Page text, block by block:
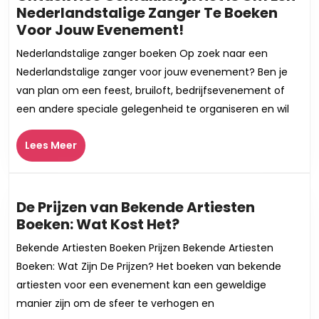
Nederlandstalige Zanger Te Boeken
Voor Jouw Evenement!
Hoe
Gemakkelijk
Het
Is
Om
Boeken
Voor
Evenement!
Nederlandstalige zanger boeken Op zoek naar een
Nederlandstalige zanger voor jouw evenement? Ben je
van plan om een feest, bruiloft, bedrijfsevenement of
een andere speciale gelegenheid te organiseren en wil
Lees MeerLees
Meer
De Prijzen van Bekende Artiesten
Boeken: Wat Kost Het?De
Prijzen
van
Bekende
Artiesten
Boeken:
Bekende Artiesten Boeken Prijzen Bekende Artiesten
Boeken: Wat Zijn De Prijzen? Het boeken van bekende
artiesten voor een evenement kan een geweldige
manier zijn om de sfeer te verhogen en